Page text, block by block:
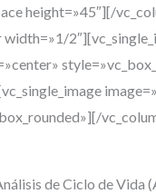
height=»45″][/
de Ciclo de Vida